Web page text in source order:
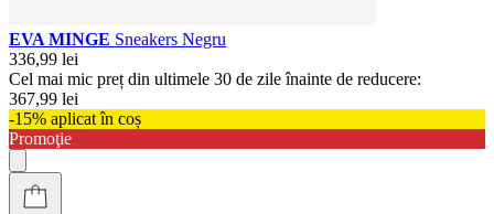
EVA MINGE Sneakers Negru
336,99 lei
Cel mai mic preț din ultimele 30 de zile înainte de reducere:
367,99 lei
-15% aplicat în coș
Promoţie